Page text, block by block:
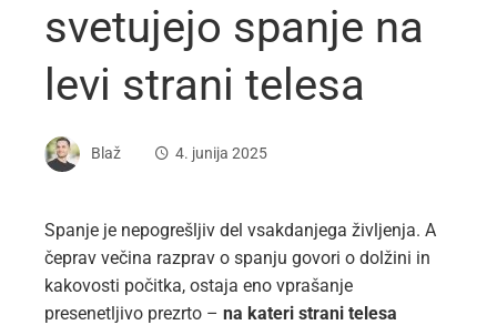
svetujejo spanje na
levi strani telesa
Blaž 4. junija 2025
Spanje je nepogrešljiv del vsakdanjega življenja. A
čeprav večina razprav o spanju govori o dolžini in
kakovosti počitka, ostaja eno vprašanje
presenetljivo prezrto – na kateri strani telesa